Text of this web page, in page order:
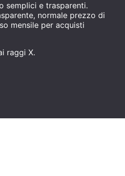
semplici e trasparenti.
normale prezzo di
mensile per acquisti
raggi X.